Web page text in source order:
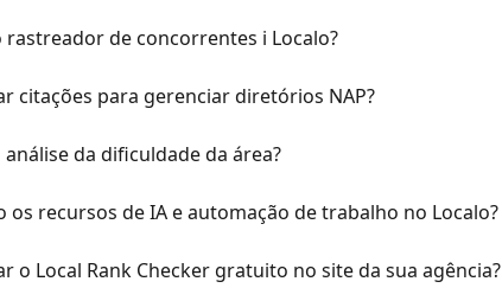
rastreador de concorrentes i Localo?
citações para gerenciar diretórios NAP?
análise da dificuldade da área?
os recursos de IA e automação de trabalho no Localo?
o Local Rank Checker gratuito no site da sua agência?